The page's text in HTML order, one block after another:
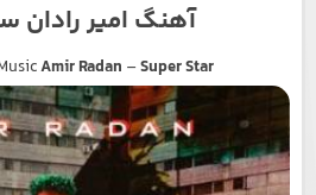
آهنگ امیر رادان
Amir Radan –Super Star